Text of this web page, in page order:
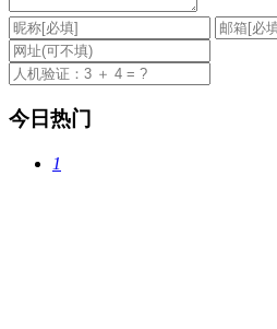
今日热门
1